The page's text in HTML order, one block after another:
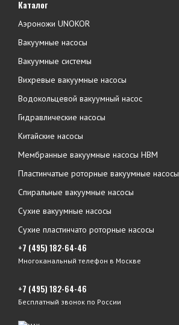
Каталог
Аэроножи UNOKOR
Вакуумные насосы
Вакуумные системы
Вихревые вакуумные насосы
Водокольцевой вакуумный насос
Гидравлические насосы
Китайские насосы
Мембранные вакуумные насосы НВМ
Пластинчатые роторные вакуумные насосы
Спиральные вакуумные насосы
Сухие вакуумные насосы
Сухие пластинчато роторные насосы
+7 (495) 182-64-46
Многоканальный телефон в Москве
+7 (495) 182-64-46
Бесплатный звонок по России